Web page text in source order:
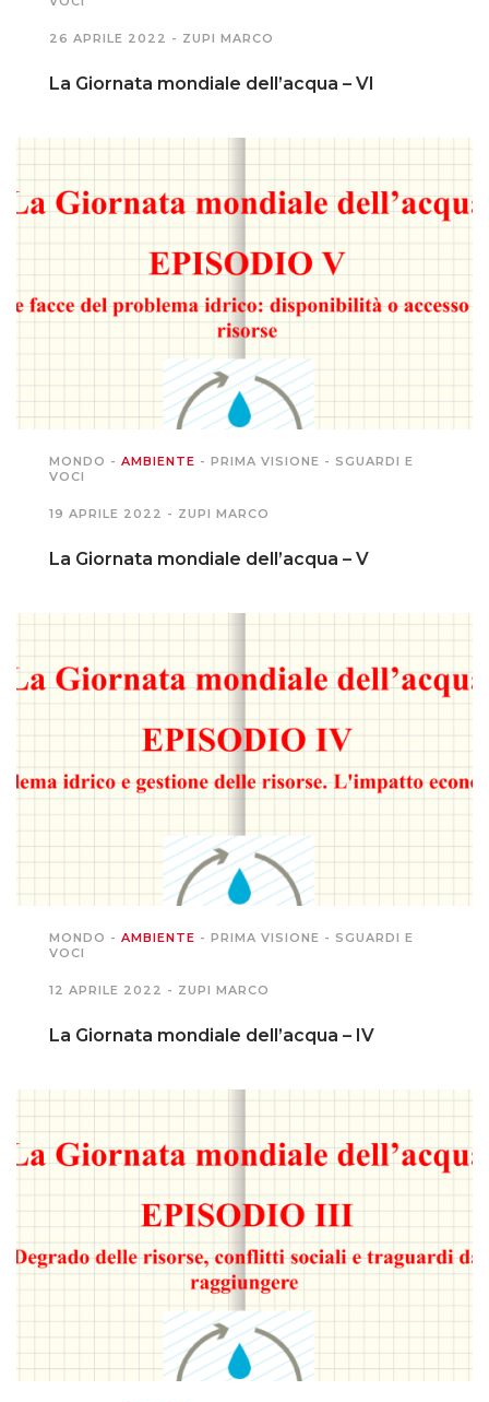
26 APRILE 2022 - ZUPI MARCO
La Giornata mondiale dell’acqua – VI
MONDO - AMBIENTE - PRIMA VISIONE - SGUARDI E
VOCI
19 APRILE 2022 - ZUPI MARCO
La Giornata mondiale dell’acqua – V
MONDO - AMBIENTE - PRIMA VISIONE - SGUARDI E
VOCI
12 APRILE 2022 - ZUPI MARCO
La Giornata mondiale dell’acqua – IV